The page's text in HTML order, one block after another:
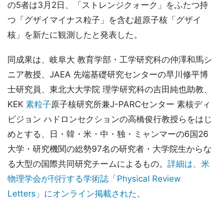
の5者は3月2日、「ストレンジクォーク」をふたつ持
つ「グザイマイナス粒子」を含む超原子核「グザイ
核」を新たに観測したと発表した。
同成果は、岐阜大 教育学部・工学研究科の仲澤和馬シ
ニア教授、JAEA 先端基礎研究センターの早川修平博
士研究員、東北大大学院 理学研究科の吉田純也助教、
KEK 素粒子原子核研究所兼J-PARCセンター 素核ディ
ビジョン ハドロンセクションの高橋俊行教授らをはじ
めとする、日・韓・米・中・独・ミャンマーの6国26
大学・研究機関の総勢97名の研究者・大学院生からな
る大型の国際共同研究チームによるもの。 詳細は、米
物理学会が刊行する学術誌「Physical Review
Letters」にオンライン掲載された。